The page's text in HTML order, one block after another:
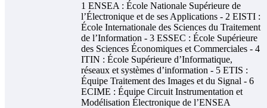
1 ENSEA : École Nationale Supérieure de
l’Électronique et de ses Applications - 2 EISTI :
École Internationale des Sciences du Traitement
de l’Information - 3 ESSEC : École Supérieure
des Sciences Économiques et Commerciales - 4
ITIN : École Supérieure d’Informatique,
réseaux et systèmes d’information - 5 ETIS :
Équipe Traitement des Images et du Signal - 6
ECIME : Équipe Circuit Instrumentation et
Modélisation Électronique de l’ENSEA